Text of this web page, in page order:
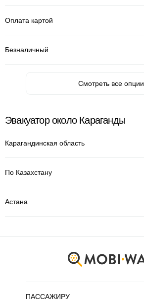
Оплата картой
Безналичный
Смотреть все опции
Эвакуатор около Караганды
Карагандинская область
По Казахстану
Астана
ПАССАЖИРУ